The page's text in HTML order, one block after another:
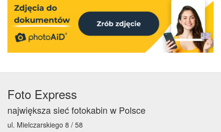
Foto Express
największa sieć fotokabin w Polsce
ul. Mielczarskiego 8 / 58